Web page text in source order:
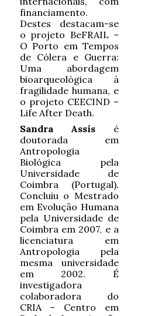
financiamento.
Destes destacam-se
o projeto BeFRAIL –
O Porto em Tempos
de Cólera e Guerra:
Uma abordagem
bioarqueológica à
fragilidade humana, e
o projeto CEECIND –
Life After Death.
Sandra Assis é
doutorada em
Antropologia
Biológica pela
Universidade de
Coimbra (Portugal).
Concluiu o Mestrado
em Evolução Humana
pela Universidade de
Coimbra em 2007, e a
licenciatura em
Antropologia pela
mesma universidade
em 2002. É
investigadora
colaboradora do
CRIA – Centro em